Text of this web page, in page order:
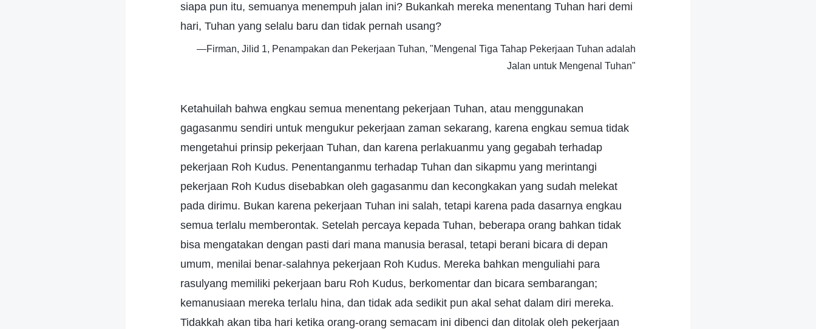
siapa pun itu, semuanya menempuh jalan ini? Bukankah mereka menentang Tuhan hari demi
hari, Tuhan yang selalu baru dan tidak pernah usang?
—Firman, Jilid 1, Penampakan dan Pekerjaan Tuhan, "Mengenal Tiga Tahap Pekerjaan Tuhan adalah
Jalan untuk Mengenal Tuhan"
Ketahuilah bahwa engkau semua menentang pekerjaan Tuhan, atau menggunakan
gagasanmu sendiri untuk mengukur pekerjaan zaman sekarang, karena engkau semua tidak
mengetahui prinsip pekerjaan Tuhan, dan karena perlakuanmu yang gegabah terhadap
pekerjaan Roh Kudus. Penentanganmu terhadap Tuhan dan sikapmu yang merintangi
pekerjaan Roh Kudus disebabkan oleh gagasanmu dan kecongkakan yang sudah melekat
pada dirimu. Bukan karena pekerjaan Tuhan ini salah, tetapi karena pada dasarnya engkau
semua terlalu memberontak. Setelah percaya kepada Tuhan, beberapa orang bahkan tidak
bisa mengatakan dengan pasti dari mana manusia berasal, tetapi berani bicara di depan
umum, menilai benar-salahnya pekerjaan Roh Kudus. Mereka bahkan menguliahi para
rasulyang memiliki pekerjaan baru Roh Kudus, berkomentar dan bicara sembarangan;
kemanusiaan mereka terlalu hina, dan tidak ada sedikit pun akal sehat dalam diri mereka.
Tidakkah akan tiba hari ketika orang-orang semacam ini dibenci dan ditolak oleh pekerjaan